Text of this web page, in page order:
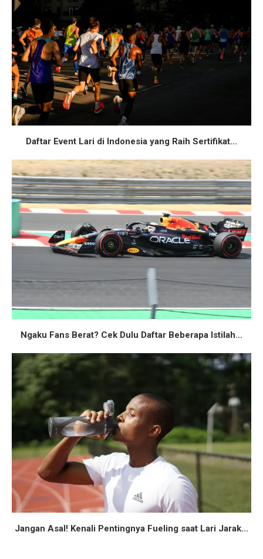
Daftar Event Lari di Indonesia yang Raih Sertifikat...
Ngaku Fans Berat? Cek Dulu Daftar Beberapa Istilah...
Jangan Asal! Kenali Pentingnya Fueling saat Lari Jarak...